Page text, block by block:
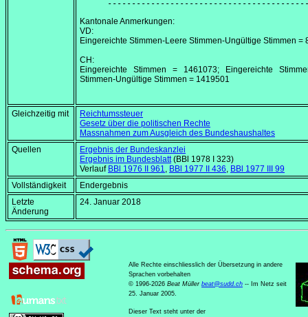
Kantonale Anmerkungen:
VD:
Eingereichte Stimmen-Leere Stimmen-Ungültige Stimmen =
CH:
Eingereichte Stimmen = 1461073; Eingereichte
Stimmen-Ungültige Stimmen = 1419501
Gleichzeitig mit
Reichtumssteuer
Gesetz über die politischen Rechte
Massnahmen zum Ausgleich des Bundeshaushaltes
Quellen
Ergebnis der Bundeskanzlei
Ergebnis im Bundesblatt(BBl 1978 I 323)
Verlauf BBl 1976 II 961, BBl 1977 II 436, BBl 1977 III 99
Vollständigkeit
Endergebnis
Letzte
Änderung
24. Januar 2018
Alle Rechte einschliesslich der Übersetzung in andere
Sprachen vorbehalten
© 1996-2026 Beat Müller beat@sudd.ch -- Im Netz seit
25. Januar 2005.
Dieser Text steht unter der